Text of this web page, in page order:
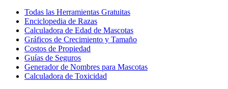
Todas las Herramientas Gratuitas
Enciclopedia de Razas
Calculadora de Edad de Mascotas
Gráficos de Crecimiento y Tamaño
Costos de Propiedad
Guías de Seguros
Generador de Nombres para Mascotas
Calculadora de Toxicidad